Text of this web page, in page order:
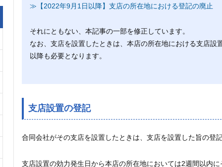
≫【2022年9月1日以降】支店の所在地における登記の廃止
それにともない、本記事の一部を修正しています。
なお、支店を設置したときは、本店の所在地における支店設
以降も必要となります。
支店設置の登記
合同会社がその支店を設置したときは、支店を設置した旨の登
支店設置の効力発生日から本店の所在地においては2週間以内